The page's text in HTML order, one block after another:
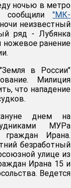
ночью в метро
сообщили "МК-
неизвестный
ряд - Лубянка
ножевое ранение
в России"
Милиция
что нападение
днем на
МУРа
граждан Ирана.
безработный
улице из
Ирана 15 и
Ведется